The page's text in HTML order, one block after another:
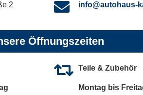
2
info@autohaus-
Öffnungszeiten
Teile & Zubehör
Montag bis